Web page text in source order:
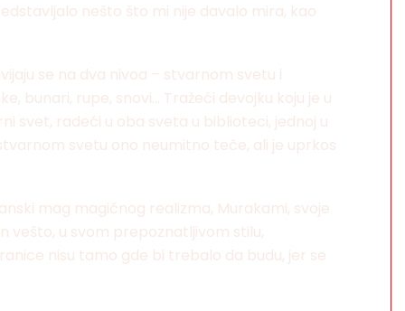
nešto što mi nije davalo mira, kao
se na dva nivoa – stvarnom svetu i
bunari, rupe, snovi… Tražeći devojku koju je u
svet, radeći u oba sveta u biblioteci, jednoj u
svetu ono neumitno teče, ali je uprkos
mag magičnog realizma, Murakami, svoje
vešto, u svom prepoznatljivom stilu,
nisu tamo gde bi trebalo da budu, jer se